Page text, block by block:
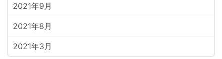
2021年9月
2021年8月
2021年3月